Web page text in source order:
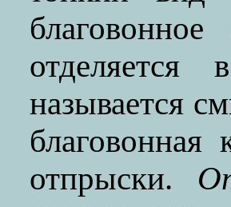
называется
отпрыски.